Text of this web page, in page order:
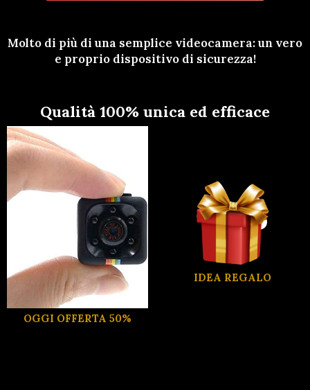
Molto di più di una semplice videocamera: un vero
e proprio dispositivo di sicurezza!
Qualità 100% unica ed efficace
OGGI OFFERTA 50%
IDEA REGALO